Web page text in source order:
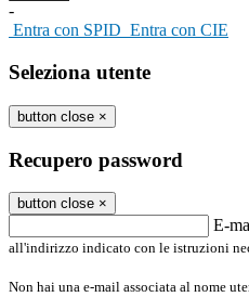
-
Entra con SPID Entra con CIE
Seleziona utente
button close ×
Recupero password
button close ×
E-
all'indirizzo indicato con le istruzioni
Non hai una e-mail associata al nome